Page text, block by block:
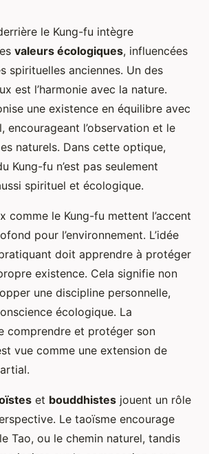
le Kung-fu intègre
valeurs écologiques, influencées
spirituelles anciennes. Un des
est l’harmonie avec la nature.
une existence en équilibre avec
encourageant l’observation et le
naturels. Dans cette optique,
Kung-fu n’est pas seulement
spirituel et écologique.
comme le Kung-fu mettent l’accent
pour l’environnement. L’idée
doit apprendre à protéger
existence. Cela signifie non
une discipline personnelle,
écologique. La
comprendre et protéger son
vue comme une extension de
et bouddhistes jouent un rôle
Le taoïsme encourage
Tao, ou le chemin naturel, tandis